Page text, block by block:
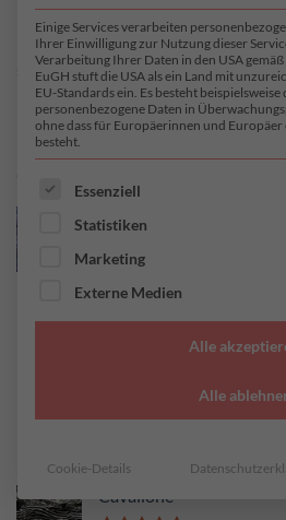
Mission ist es, dass sich Frauen
präsentieren. Daher haben wir
sinnliche Seite mit kräftigen
Mustern charmant in Scene setzen.
BESTBEWERTETE PRODUKTE
Silje
Bewertet
mit 5.00
Lieferzeit: 2-4 Werktage
Cavallone
Einige Services verarbeiten
Ihrer Einwilligung zur Nutzung dieser
Verarbeitung Ihrer Daten in den USA
EuGH stuft die USA als ein Land mit
EU-Standards ein. Es besteht
personenbezogene Daten in
ohne dass für Europäerinnen und
besteht.
ES FOLGT EINE LISTE DER
Essenziell
Statistiken
Marketing
Externe Medien
Alle
Alle
Cookie-Details